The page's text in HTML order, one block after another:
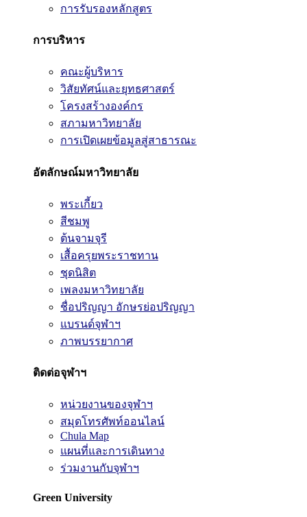
การรับรองหลักสูตร
การบริหาร
คณะผู้บริหาร
วิสัยทัศน์และยุทธศาสตร์
โครงสร้างองค์กร
สภามหาวิทยาลัย
การเปิดเผยข้อมูลสู่สาธารณะ
อัตลักษณ์มหาวิทยาลัย
พระเกี้ยว
สีชมพู
ต้นจามจุรี
เสื้อครุยพระราชทาน
ชุดนิสิต
เพลงมหาวิทยาลัย
ชื่อปริญญา อักษรย่อปริญญา
แบรนด์จุฬาฯ
ภาพบรรยากาศ
ติดต่อจุฬาฯ
หน่วยงานของจุฬาฯ
สมุดโทรศัพท์ออนไลน์
Chula Map
แผนที่และการเดินทาง
ร่วมงานกับจุฬาฯ
Green University